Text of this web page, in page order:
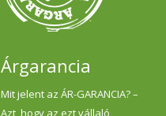
Árgarancia
Mit jelent az ÁR-GARANCIA? –
Azt, hogy az ezt vállaló